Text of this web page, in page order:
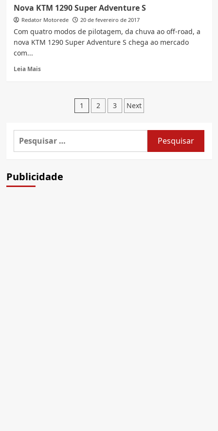
Panigale
1299
R
com
Cilindros
Nova KTM 1290 Super Adventure S
Redator Motorede 20 de fevereiro de 2017
Com quatro modos de pilotagem, da chuva ao off-road, a
nova KTM 1290 Super Adventure S chega ao mercado
com...
Leia MaisRead
Adventure
S
Paginação
1 2 3 Next
Pesquisar
por:
Publicidade